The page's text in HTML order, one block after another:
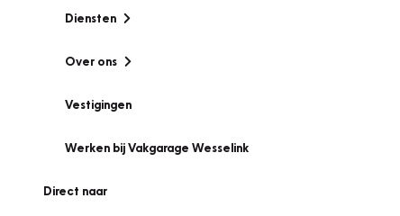
Diensten
Over ons
Vestigingen
Werken bij Vakgarage Wesselink
Direct naar